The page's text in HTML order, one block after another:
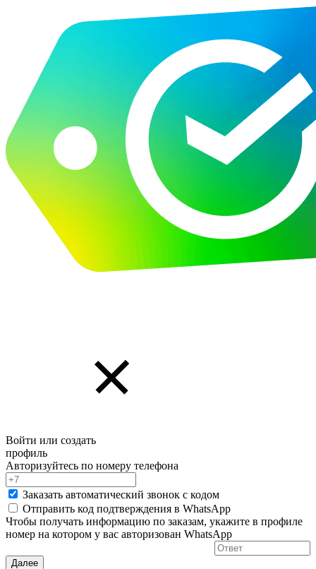
Войти или создать
профиль
Авторизуйтесь по номеру телефона
Заказать автоматический звонок с кодом
Отправить код подтверждения в WhatsApp
Чтобы получать информацию по заказам, укажите в профиле
номер на котором у вас авторизован WhatsApp
Далее